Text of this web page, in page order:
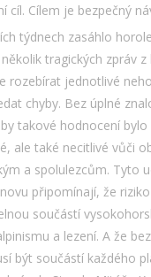
cíl. Cílem je bezpečný
týdnech zasáhlo
tragických zpráv z
rozebírat jednotlivé
chyby. Bez úplné
takové hodnocení bylo
ale také necitlivé vůči
a spolulezcům. Tyto
připomínají, že
součástí
a lezení. A že
být součástí každého